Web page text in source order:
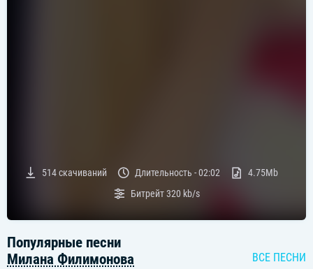
514скачиваний Длительность -02:02
4.75Mb
Битрейт320 kb/s
Популярные песни
Милана Филимонова
ВСЕ ПЕСНИ